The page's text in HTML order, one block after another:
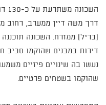
דרך משה דיין ממערב, רחוב
דירות במבנים שהוקמו סביב
נעשו בה שינויים פיזיים
שהוקמו בשטחים פרטיים.